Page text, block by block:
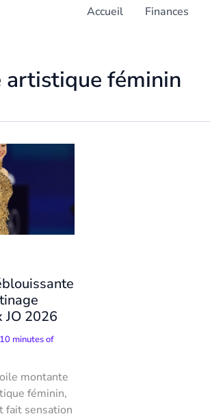
Accueil Finances
artistique féminin
2026
10 minutes of
montante
féminin,
fait sensation